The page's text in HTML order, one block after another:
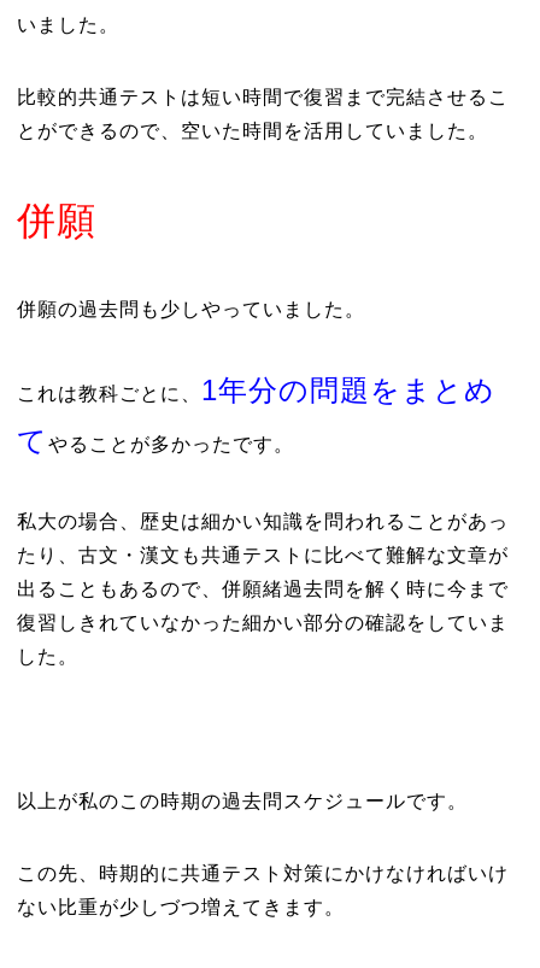
いました。
比較的共通テストは短い時間で復習まで完結させるこ
とができるので、空いた時間を活用していました。
併願
併願の過去問も少しやっていました。
これは教科ごとに、 1年分の問題をまとめ
て やることが多かったです。
私大の場合、歴史は細かい知識を問われることがあっ
たり、古文・漢文も共通テストに比べて難解な文章が
出ることもあるので、併願緒過去問を解く時に今まで
復習しきれていなかった細かい部分の確認をしていま
した。
以上が私のこの時期の過去問スケジュールです。
この先、時期的に共通テスト対策にかけなければいけ
ない比重が少しづつ増えてきます。